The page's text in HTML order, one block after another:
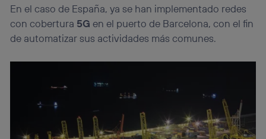
En el caso de España, ya se han implementado redes
con cobertura 5G en el puerto de Barcelona, con el fin
de automatizar sus actividades más comunes.